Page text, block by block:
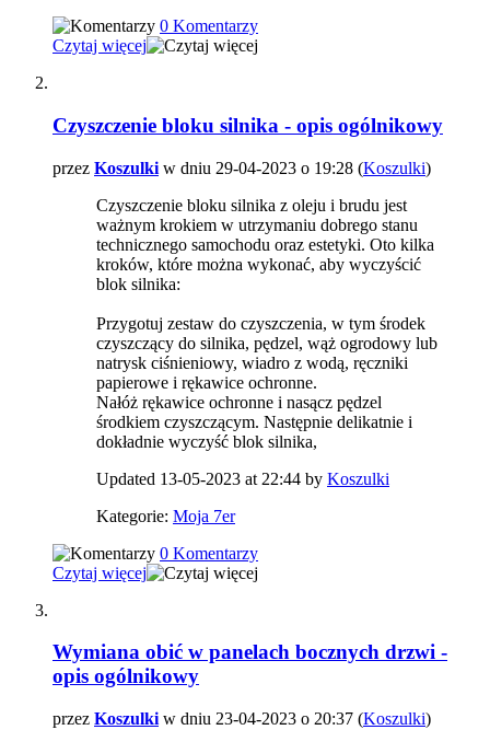
0 Komentarzy
Czytaj więcej
Czyszczenie bloku silnika - opis ogólnikowy
przez Koszulki w dniu 29-04-2023 o 19:28 (Koszulki)
Czyszczenie bloku silnika z oleju i brudu jest
ważnym krokiem w utrzymaniu dobrego stanu
technicznego samochodu oraz estetyki. Oto kilka
kroków, które można wykonać, aby wyczyścić
blok silnika:
Przygotuj zestaw do czyszczenia, w tym środek
czyszczący do silnika, pędzel, wąż ogrodowy lub
natrysk ciśnieniowy, wiadro z wodą, ręczniki
papierowe i rękawice ochronne.
Nałóż rękawice ochronne i nasącz pędzel
środkiem czyszczącym. Następnie delikatnie i
dokładnie wyczyść blok silnika,
Updated 13-05-2023 at 22:44 by Koszulki
Kategorie: Moja 7er
0 Komentarzy
Czytaj więcej
Wymiana obić w panelach bocznych drzwi -
opis ogólnikowy
przez Koszulki w dniu 23-04-2023 o 20:37 (Koszulki)